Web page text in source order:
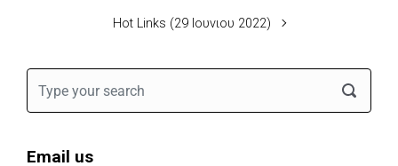
Hot Links (29 Ιουνιου 2022)
Email us